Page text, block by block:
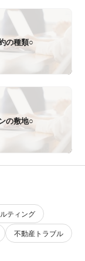
の種類○
の敷地○
ティング
不動産トラブル